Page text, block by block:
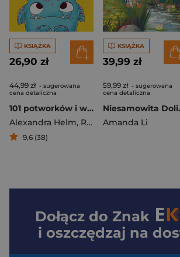
KSIĄŻKA
26,90 zł
44,99 zł - sugerowana
cena detaliczna
101 potworków i wszystko, co musisz o nich wiedzieć
Alexandra Helm, Ruby Van der Bogen
9,6 (38)
KSIĄŻKA
39,99 zł
59,99 zł - sugerowana
cena detaliczna
Amanda Li
Dołącz do Znak
i oszczędzaj na